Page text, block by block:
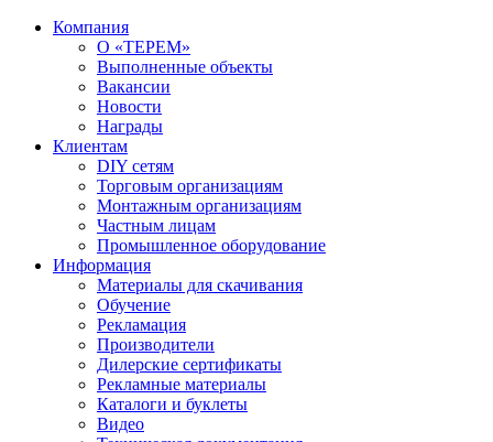
Компания
О «ТЕРЕМ»
Выполненные объекты
Вакансии
Новости
Награды
Клиентам
DIY сетям
Торговым организациям
Монтажным организациям
Частным лицам
Промышленное оборудование
Информация
Материалы для скачивания
Обучение
Рекламация
Производители
Дилерские сертификаты
Рекламные материалы
Каталоги и буклеты
Видео